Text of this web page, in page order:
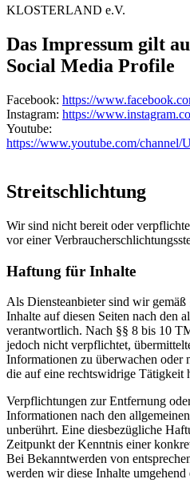
KLOSTERLAND e.V.
Das Impressum gilt
Social Media Profile
Facebook: https://
Instagram: https://
Youtube:
https://www.youtube.com/
Streitschlichtung
Wir sind nicht bereit oder
vor einer
Haftung für Inhalte
Als Diensteanbieter sind wir
Inhalte auf diesen Seiten nach den
verantwortlich. Nach §§ 8 bis 10
jedoch nicht verpflichtet,
Informationen zu überwachen oder
die auf eine rechtswidrige Tätigkeit
Verpflichtungen zur Entfernung
Informationen nach den
unberührt. Eine diesbezügliche
Zeitpunkt der Kenntnis einer
Bei Bekanntwerden von
werden wir diese Inhalte umgehend